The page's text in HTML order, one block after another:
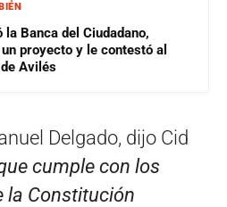
la Banca del Ciudadano,
proyecto y le contestó al
Avilés
Delgado, dijo Cid
cumple con los
la Constitución